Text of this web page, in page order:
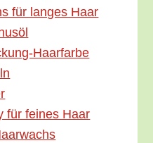
für lan­ges Haar
Haarfarbe
für fei­nes Haar